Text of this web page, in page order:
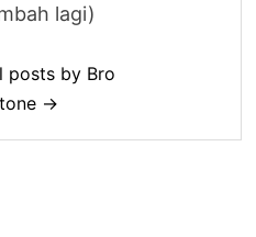
lagi)
posts by Bro
→